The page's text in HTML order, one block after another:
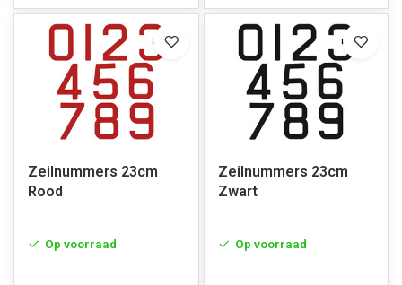
Zeilnummers 23cm
Rood
Op voorraad
Zeilnummers 23cm
Zwart
Op voorraad